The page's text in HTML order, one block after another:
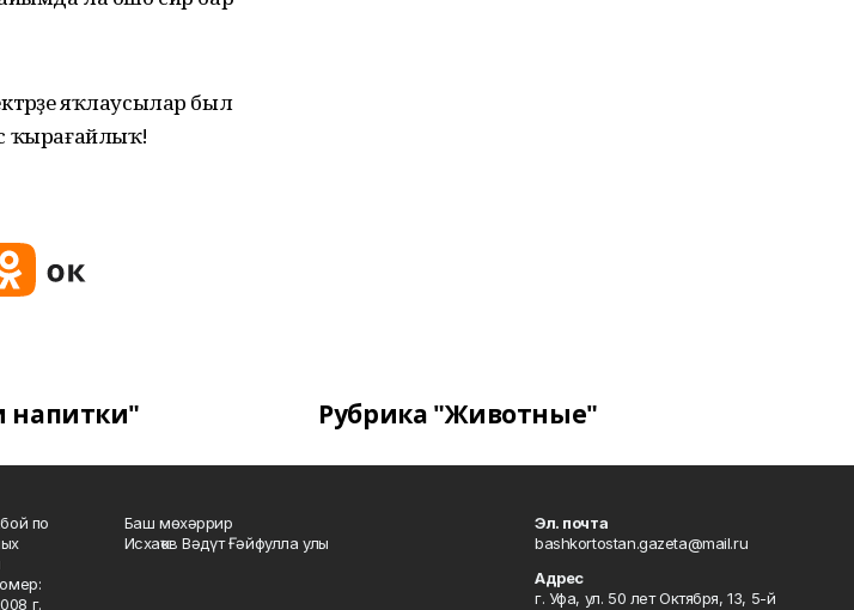
яҡлаусылар был
ҡырағайлыҡ!
напитки" Рубрика "Животные"
по
г.
Баш мөхәррир
Исхаҡов Вәдүт Ғәйфулла улы
Эл. почта
bashkortostan.gazeta@mail.ru
Адрес
г. Уфа, ул. 50 лет Октября, 13, 5-й